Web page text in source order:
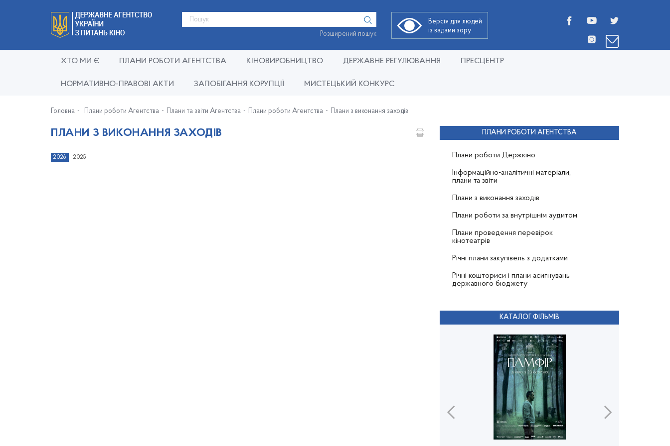
Розширений пошук
Версія для людей
із вадами зору
ХТО МИ Є ПЛАНИ РОБОТИ АГЕНТСТВА КІНОВИРОБНИЦТВО ДЕРЖАВНЕ РЕГУЛЮВАННЯ ПРЕСЦЕНТР
НОРМАТИВНО-ПРАВОВІ АКТИ ЗАПОБІГАННЯ КОРУПЦІЇ МИСТЕЦЬКИЙ КОНКУРС
Головна Плани роботи Агентства Плани та звіти Агентства Плани роботи Агентства Плани з виконання заходів
ПЛАНИ З ВИКОНАННЯ ЗАХОДІВ
2026 2025
ПЛАНИ РОБОТИ АГЕНТСТВА
Плани роботи Держкіно
Інформаційно-аналітичні матеріали,
плани та звіти
Плани з виконання заходів
Плани роботи за внутрішнім аудитом
Плани проведення перевірок
кінотеатрів
Річні плани закупівель з додатками
Річні кошториси і плани асигнувань
державного бюджету
КАТАЛОГ ФІЛЬМІВ